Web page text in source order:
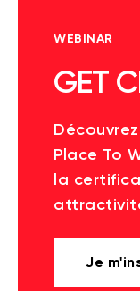
WEBINAR
GET
Place To
la
Je